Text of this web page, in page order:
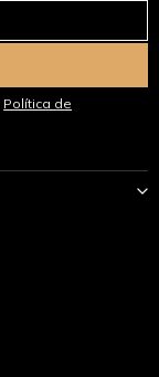
Política de